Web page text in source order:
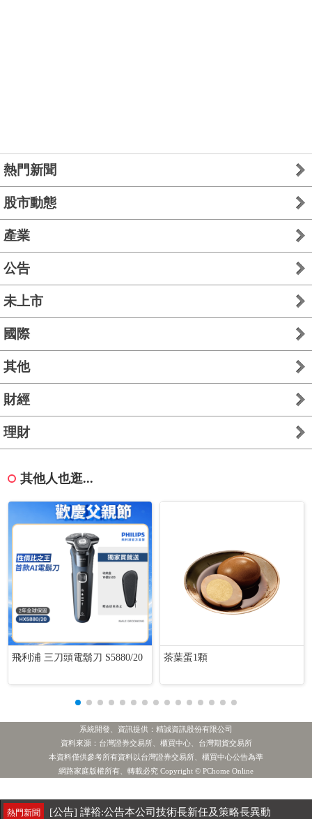
熱門新聞
股市動態
產業
公告
未上市
國際
其他
財經
理財
其他人也逛...
飛利浦 三刀頭電鬍刀 S5880/20 茶葉蛋1顆
系統開發、資訊提供：精誠資訊股份有限公司
資料來源：台灣證券交易所、櫃買中心、台灣期貨交易所
本資料僅供參考所有資料以台灣證券交易所、櫃買中心公告為準
網路家庭版權所有、轉載必究 Copyright © PChome Online
熱門新聞 [公告] 譁裕:公告本公司技術長新任及策略長異動